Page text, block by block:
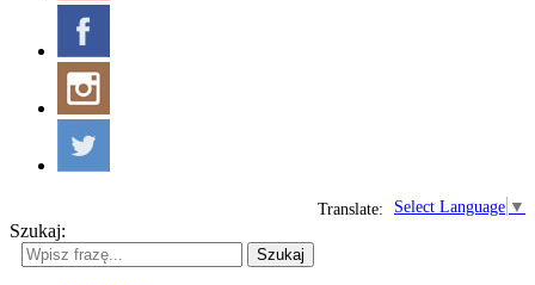
Select Language ▼
Translate:
Szukaj:
Szukaj